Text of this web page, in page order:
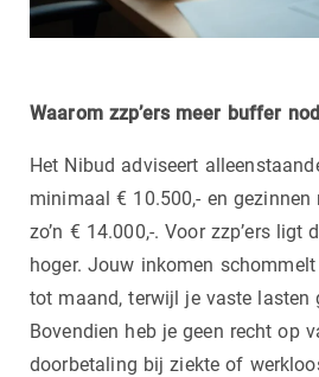
Waarom zzp’ers meer buffer
Het Nibud adviseert
minimaal € 10.500,- en gezinnen
zo’n € 14.000,-. Voor zzp’ers
hoger. Jouw inkomen
tot maand, terwijl je vaste lasten
Bovendien heb je geen recht op
doorbetaling bij ziekte of